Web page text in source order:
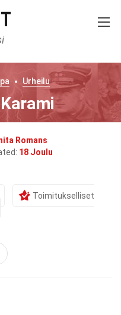
Urheilu
Romans
18 Joulu
Toimitukselliset